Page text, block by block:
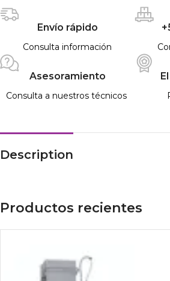
Envío rápido
Consulta información
Asesoramiento
Consulta a nuestros técnicos
Description
Productos recientes